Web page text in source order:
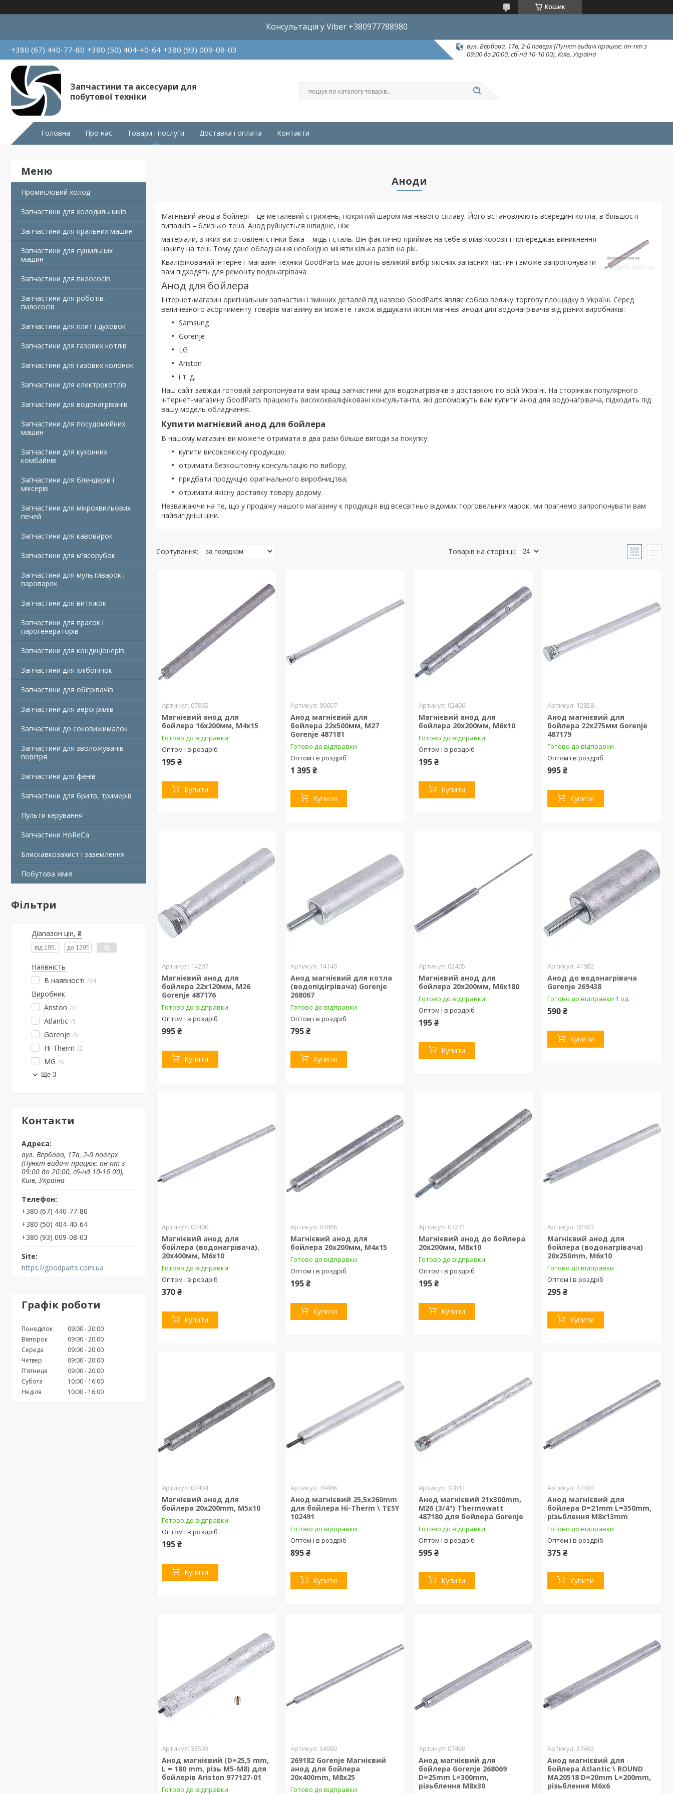
Кошик
Консультація у Viber +380977788980
+380 (67) 440-77-80 +380 (50) 404-40-64 +380 (93) 009-08-03
вул. Вербова, 17в, 2-й поверх (Пункт видачі працює: пн-пт з
09:00 до 20:00, сб-нд 10-16 00), Київ, Україна
Запчастини та аксесуари для
побутової техніки
Головна Про нас Товари і послуги Доставка і оплата Контакти
Промисловий холод
Запчастини для холодильників
Запчастини для пральних машин
Запчастини для сушильних
машин
Запчастини для пилососів
Запчастини для роботів-
пилососів
Запчастини для плит і духовок
Запчастини для газових котлів
Запчастини для газових колонок
Запчастини для електрокотлів
Запчастини для водонагрівачів
Запчастини для посудомийних
машин
Запчастини для кухонних
комбайнів
Запчастини для блендерів і
міксерів
Запчастини для мікрохвильових
печей
Запчастини для кавоварок
Запчастини для м'ясорубок
Запчастини для мультиварок і
пароварок
Запчастини для витяжок
Запчастини для прасок і
парогенераторів
Запчастини для кондиціонерів
Запчастини для хлібопічок
Запчастини для обігрівачів
Запчастини для аерогрилів
Запчастини до соковижималок
Запчастини для зволожувачів
повітря
Запчастини для фенів
Запчастини для бритв, тримерів
Пульти керування
Запчастини HoReCa
Блискавкозахист і заземлення
Побутова хімія
Фільтри
Діапазон цін, ₴
Наявність
В наявності 34
Виробник
Ariston 3
Atlantic 1
Gorenje 5
Hi-Therm 2
MG 6
Ще 3
Контакти
вул. Вербова, 17в, 2-й поверх
(Пункт видачі працює: пн-пт з
09:00 до 20:00, сб-нд 10-16 00),
Київ, Україна
+380 (67) 440-77-80
+380 (50) 404-40-64
+380 (93) 009-08-03
https://goodparts.com.ua
Графік роботи
Понеділок 09:00 20:00
Вівторок
09:00 20:00
Середа
09:00 20:00
Четвер
09:00 20:00
Пʼятниця
09:00 20:00
Субота
10:00
16:00
Неділя
10:00 16:00
Аноди
Магнієвий анод в бойлері – це металевий стрижень, покритий шаром магнієвого сплаву. Його встановлюють всередині котла, в більшості
випадків – близько тена. Анод руйнується швидше, ніж
матеріали, з яких виготовлені стінки бака – мідь і сталь. Він фактично приймає на себе вплив корозії і попереджає виникнення
накипу на тені. Тому дане обладнання необхідно міняти кілька разів на рік.
Кваліфікований інтернет-магазин техніки GoodParts має досить великий вибір якісних запасних частин і зможе запропонувати
вам підходять для ремонту водонагрівача.
Анод для бойлера
Інтернет-магазин оригінальних запчастин і змінних деталей під назвою GoodParts являє собою велику торгову площадку в Україні. Серед
величезного асортименту товарів магазину ви можете також відшукати якісні магнієві аноди для водонагрівачів від різних виробників:
Samsung
Gorenje
LG
Ariston
і т. д.
Наш сайт завжди готовий запропонувати вам кращі запчастини для водонагрівачів з доставкою по всій Україні. На сторінках популярного
інтернет-магазину GoodParts працюють висококваліфіковані консультанти, які допоможуть вам купити анод для водонагрівача, підходить під
вашу модель обладнання.
Купити магнієвий анод для бойлера
В нашому магазині ви можете отримати в два рази більше вигоди за покупку:
купити високоякісну продукцію;
отримати безкоштовну консультацію по вибору;
придбати продукцію оригінального виробництва;
отримати якісну доставку товару додому.
Незважаючи на те, що у продажу нашого магазину є продукція від всесвітньо відомих торговельних марок, ми прагнемо запропонувати вам
найвигідніші ціни.
07865
Магнієвий анод для
бойлера 16х200мм, М4х15
Готово до відправки
Оптом і в роздріб
195 ₴
Купити
09607
Анод магнієвий для
бойлера 22х500мм, M27
Gorenje 487181
Готово до відправки
Оптом і в роздріб
1 395 ₴
Купити
02406
Магнієвий анод для
бойлера 20х200мм, М6х10
Готово до відправки
Оптом і в роздріб
195 ₴
Купити
12858
Анод магнієвий для
бойлера 22х275мм Gorenje
487179
Готово до відправки
Оптом і в роздріб
995 ₴
Купити
14297
Магнієвий анод для
бойлера 22х120мм, M26
Gorenje 487176
Готово до відправки
Оптом і в роздріб
995 ₴
Купити
14140
Анод магнієвий для котла
(водопідігрівача) Gorenje
268067
Готово до відправки
Оптом і в роздріб
795 ₴
Купити
02405
Магнієвий анод для
бойлера 20х200мм, М6х180
Готово до відправки
Оптом і в роздріб
195 ₴
Купити
41982
Анод до водонагрівача
Gorenje 269438
Готово до відправки 1 од.
590 ₴
Купити
02400
Магнієвий анод для
бойлера (водонагрівача).
20х400мм, М6х10
Готово до відправки
Оптом і в роздріб
370 ₴
Купити
07866
Магнієвий анод для
бойлера 20х200мм, М4х15
Готово до відправки
Оптом і в роздріб
195 ₴
Купити
07271
Магнієвий анод до бойлера
20х200мм, М8х10
Готово до відправки
Оптом і в роздріб
195 ₴
Купити
02403
Магнієвий анод для
бойлера (водонагрівача)
20х250mm, М6х10
Готово до відправки
Оптом і в роздріб
295 ₴
Купити
02404
Магнієвий анод для
бойлера 20х200mm, М5х10
Готово до відправки
Оптом і в роздріб
195 ₴
Купити
39486
Анод магнієвий 25,5x260mm
для бойлера Hi-Therm \ TESY
102491
Готово до відправки
Оптом і в роздріб
895 ₴
Купити
37811
Анод магнієвий 21х300mm,
M26 (3/4") Thermowatt
487180 для бойлера Gorenje
Готово до відправки
Оптом і в роздріб
595 ₴
Купити
47304
Анод магнієвий для
бойлера D=21mm L=350mm,
різьблення M8x13mm
Готово до відправки
Оптом і в роздріб
375 ₴
Купити
33593
Анод магнієвий (D=25,5 mm,
L = 180 mm, різь M5-M8) для
бойлерів Ariston 977127-01
Готово до відправки
34980
269182 Gorenje Магнієвий
анод для бойлера
20х400mm, M8x25
Готово до відправки
07469
Анод магнієвий для
бойлера Gorenje 268069
D=25mm L=300mm,
різьблення M8x30
37463
Анод магнієвий для
бойлера Atlantic \ ROUND
МА20518 D=20mm L=200mm,
різьблення M6x6